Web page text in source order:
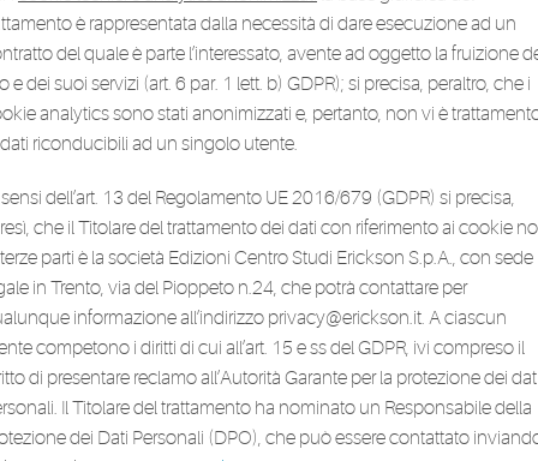
è rappresentata dalla necessità di dare esecuzione ad un
del quale è parte l’interessato, avente ad oggetto la fruizione
e dei suoi servizi (art. 6 par. 1 lett. b) GDPR); si precisa, peraltro, che i
analytics sono stati anonimizzati e, pertanto, non vi è
riconducibili ad un singolo utente.
dell’art. 13 del Regolamento UE 2016/679 (GDPR) si precisa,
che il Titolare del trattamento dei dati con riferimento ai cookie
parti è la società Edizioni Centro Studi Erickson S.p.A., con sede
in Trento, via del Pioppeto n.24, che potrà contattare per
informazione all’indirizzo privacy@erickson.it. A ciascun
competono i diritti di cui all’art. 15 e ss del GDPR, ivi compreso il
di presentare reclamo all’Autorità Garante per la protezione dei
Il Titolare del trattamento ha nominato un Responsabile della
dei Dati Personali (DPO), che può essere contattato